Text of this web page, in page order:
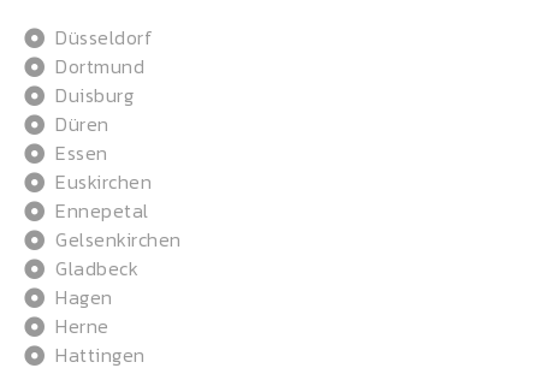
Düsseldorf
Dortmund
Duisburg
Düren
Essen
Euskirchen
Ennepetal
Gelsenkirchen
Gladbeck
Hagen
Herne
Hattingen